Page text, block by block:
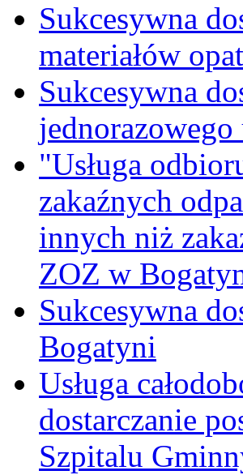
Sukcesywna
materiałów
Sukcesywna
"Usługa
zakaźnych
innych niż
ZOZ w
Sukcesywna
Bogatyni
Usługa
dostarczanie
Szpitalu